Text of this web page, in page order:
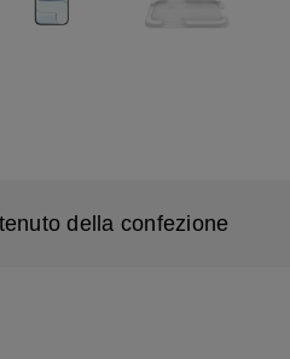
della confezione